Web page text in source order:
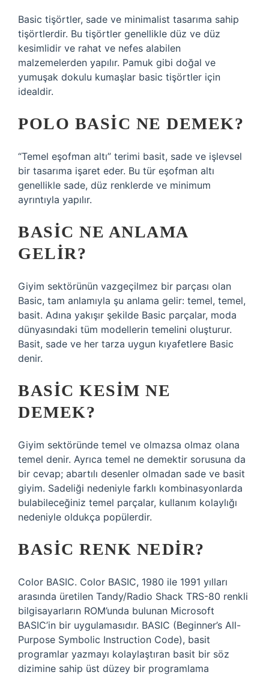
Basic tişörtler, sade ve minimalist tasarıma sahip
tişörtlerdir. Bu tişörtler genellikle düz ve düz
kesimlidir ve rahat ve nefes alabilen
malzemelerden yapılır. Pamuk gibi doğal ve
yumuşak dokulu kumaşlar basic tişörtler için
idealdir.
POLO BASIC NE DEMEK?
“Temel eşofman altı” terimi basit, sade ve işlevsel
bir tasarıma işaret eder. Bu tür eşofman altı
genellikle sade, düz renklerde ve minimum
ayrıntıyla yapılır.
BASIC NE ANLAMA
GELIR?
Giyim sektörünün vazgeçilmez bir parçası olan
Basic, tam anlamıyla şu anlama gelir: temel, temel,
basit. Adına yakışır şekilde Basic parçalar, moda
dünyasındaki tüm modellerin temelini oluşturur.
Basit, sade ve her tarza uygun kıyafetlere Basic
denir.
BASIC KESIM NE
DEMEK?
Giyim sektöründe temel ve olmazsa olmaz olana
temel denir. Ayrıca temel ne demektir sorusuna da
bir cevap; abartılı desenler olmadan sade ve basit
giyim. Sadeliği nedeniyle farklı kombinasyonlarda
bulabileceğiniz temel parçalar, kullanım kolaylığı
nedeniyle oldukça popülerdir.
BASIC RENK NEDIR?
Color BASIC. Color BASIC, 1980 ile 1991 yılları
arasında üretilen Tandy/Radio Shack TRS-80 renkli
bilgisayarların ROM’unda bulunan Microsoft
BASIC’in bir uygulamasıdır. BASIC (Beginner’s All-
Purpose Symbolic Instruction Code), basit
programlar yazmayı kolaylaştıran basit bir söz
dizimine sahip üst düzey bir programlama